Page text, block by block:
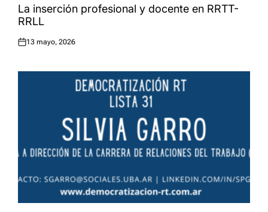
INLa inserción profesional y docente en RRTT-
RRLL
Posted
13 mayo, 2026